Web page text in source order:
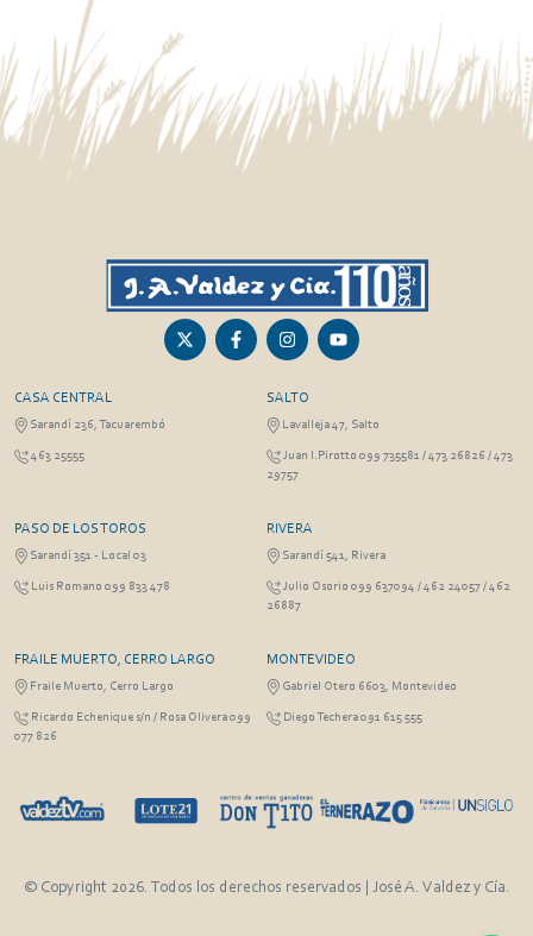
CASA CENTRAL
Sarandí 236, Tacuarembó
463 25555
SALTO
Lavalleja 47, Salto
Juan I.Pirotto 099 735581 / 473 26826 / 473
29757
PASO DE LOS TOROS
Sarandí 351 - Local 03
Luis Romano 099 833 478
RIVERA
Sarandí 541, Rivera
Julio Osorio 099 637094 / 462 24057 / 462
26887
FRAILE MUERTO, CERRO LARGO
Fraile Muerto, Cerro Largo
Ricardo Echenique s/n / Rosa Olivera 099
077 826
MONTEVIDEO
Gabriel Otero 6603, Montevideo
Diego Techera 091 615 555
© Copyright 2026. Todos los derechos reservados | José A. Valdez y Cía.